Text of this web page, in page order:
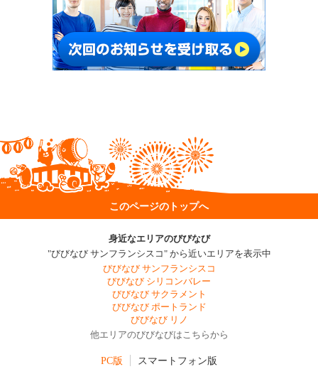
このページのトップへ
身近なエリアのびびなび
"びびなび サンフランシスコ" から近いエリアを表示中
びびなび サンフランシスコ
びびなび シリコンバレー
びびなび サクラメント
びびなび ポートランド
びびなび リノ
他エリアのびびなびはこちらから
PC版 スマートフォン版